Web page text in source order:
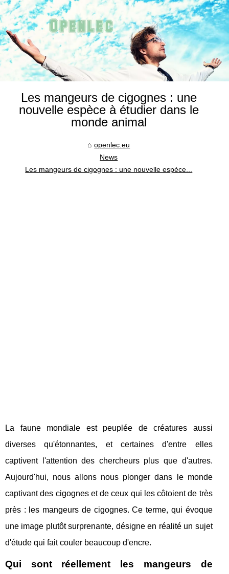
Les mangeurs de cigognes : une
nouvelle espèce à étudier dans le
monde animal
openlec.eu
News
Les mangeurs de cigognes : une nouvelle espèce...
La faune mondiale est peuplée de créatures aussi
diverses qu'étonnantes, et certaines d'entre elles
captivent l'attention des chercheurs plus que d'autres.
Aujourd'hui, nous allons nous plonger dans le monde
captivant des cigognes et de ceux qui les côtoient de très
près : les mangeurs de cigognes. Ce terme, qui évoque
une image plutôt surprenante, désigne en réalité un sujet
d'étude qui fait couler beaucoup d'encre.
Qui sont réellement les mangeurs de